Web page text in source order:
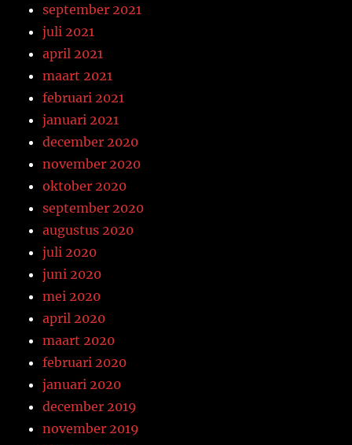
september 2021
juli 2021
april 2021
maart 2021
februari 2021
januari 2021
december 2020
november 2020
oktober 2020
september 2020
augustus 2020
juli 2020
juni 2020
mei 2020
april 2020
maart 2020
februari 2020
januari 2020
december 2019
november 2019